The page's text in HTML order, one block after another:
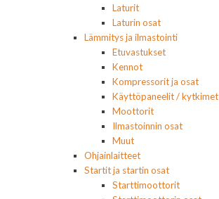
Laturit
Laturin osat
Lämmitys ja ilmastointi
Etuvastukset
Kennot
Kompressorit ja osat
Käyttöpaneelit / kytkimet
Moottorit
Ilmastoinnin osat
Muut
Ohjainlaitteet
Startit ja startin osat
Starttimoottorit